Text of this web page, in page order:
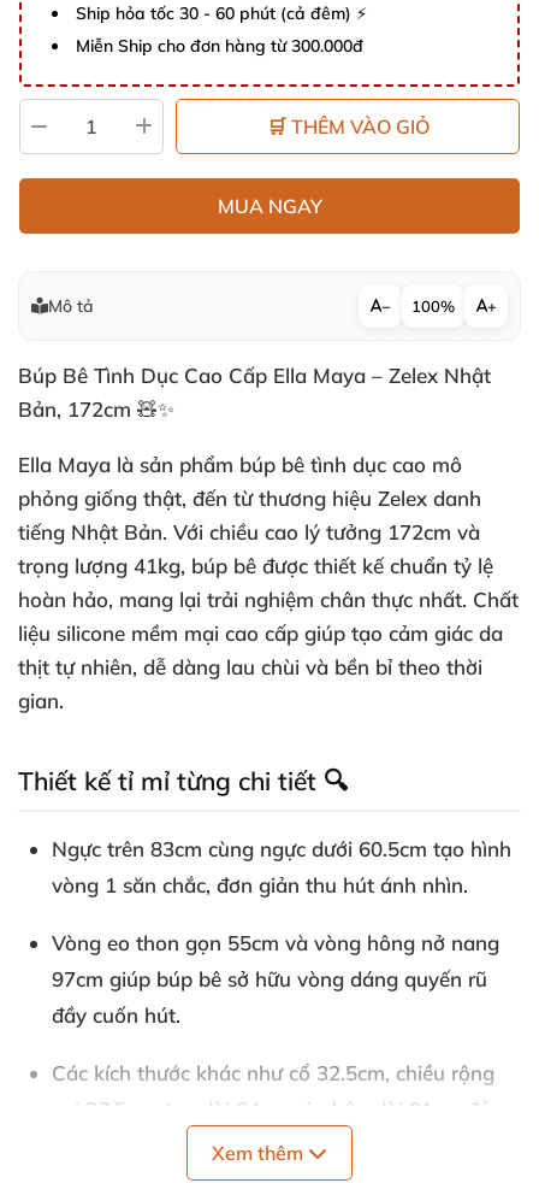
Ship hỏa tốc 30 - 60 phút (cả đêm) ⚡
Miễn Ship cho đơn hàng từ 300.000đ
🛒 THÊM VÀO GIỎ
MUA NGAY
Mô tả − 100% +
Búp Bê Tình Dục Cao Cấp Ella Maya – Zelex Nhật
Bản, 172cm 🧸✨
Ella Maya là sản phẩm búp bê tình dục cao mô
phỏng giống thật, đến từ thương hiệu Zelex danh
tiếng Nhật Bản. Với chiều cao lý tưởng 172cm và
trọng lượng 41kg, búp bê được thiết kế chuẩn tỷ lệ
hoàn hảo, mang lại trải nghiệm chân thực nhất. Chất
liệu silicone mềm mại cao cấp giúp tạo cảm giác da
thịt tự nhiên, dễ dàng lau chùi và bền bỉ theo thời
gian.
Thiết kế tỉ mỉ từng chi tiết 🔍
Ngực trên 83cm cùng ngực dưới 60.5cm tạo hình
vòng 1 săn chắc, đơn giản thu hút ánh nhìn.
Vòng eo thon gọn 55cm và vòng hông nở nang
97cm giúp búp bê sở hữu vòng dáng quyến rũ
đầy cuốn hút.
Các kích thước khác như cổ 32.5cm, chiều rộng
vai 37.5cm, tay dài 64cm và chân dài 91cm đảm
bảo sự cân đối hoàn hảo từ mọi góc nhìn.
Xem thêm